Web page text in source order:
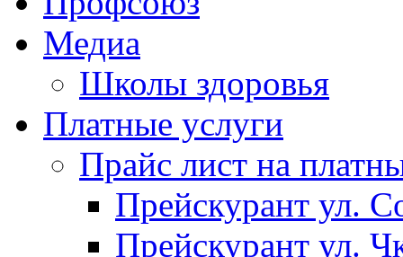
Медиа
Школы здоровья
Платные услуги
Прайс лист на
Прейскурант ул.
Прейскурант ул.